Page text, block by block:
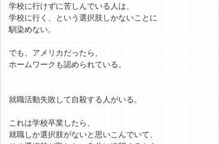
学校に行けずに苦しんでいる人は、
学校に行く、という選択肢しかないことに
馴染めない。
でも、アメリカだったら、
ホームワークも認められている。
就職活動失敗して自殺する人がいる。
これは学校卒業したら、
就職しか選択肢がないと思いこんでいて、